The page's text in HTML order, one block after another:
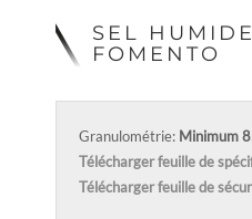
SEL
FOMENTO
Granulométrie: Minimum
Télécharger feuille de
Télécharger feuille de